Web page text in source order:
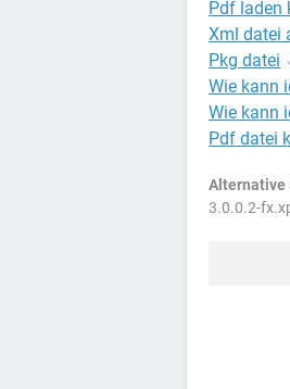
Pdf laden
Xml datei
Pkg datei
Wie kann
Wie kann
Pdf datei
Alternative
3.0.0.2-